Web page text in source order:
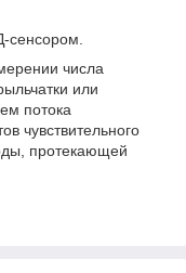
сенсором.
числа
или
потока
чувствительного
протекающей